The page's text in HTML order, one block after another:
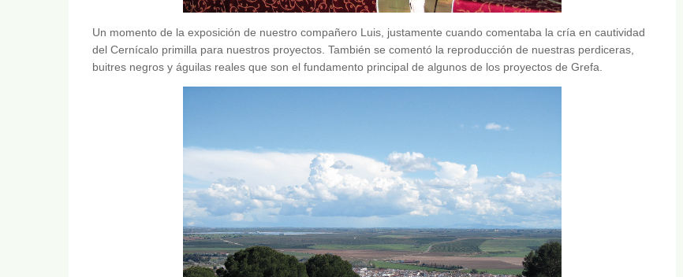
Un momento de la exposición de nuestro compañero Luis, justamente cuando comentaba la cría en cautividad
del Cernícalo primilla para nuestros proyectos. También se comentó la reproducción de nuestras perdiceras,
buitres negros y águilas reales que son el fundamento principal de algunos de los proyectos de Grefa.